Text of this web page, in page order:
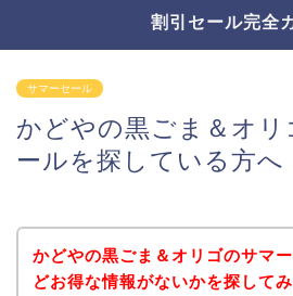
割引セール完全
サマーセール
かどやの黒ごま＆オリ
ールを探している方へ
かどやの黒ごま＆オリゴのサマ
どお得な情報がないかを探して